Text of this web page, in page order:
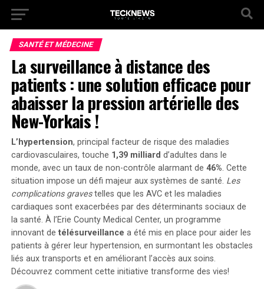
SANTÉ ET MÉDECINE
La surveillance à distance des
patients : une solution efficace pour
abaisser la pression artérielle des
New-Yorkais !
L’hypertension, principal facteur de risque des maladies
cardiovasculaires, touche 1,39 milliard d’adultes dans le
monde, avec un taux de non-contrôle alarmant de 46%. Cette
situation impose un défi majeur aux systèmes de santé. Les
complications gravestelles que les AVC et les maladies
cardiaques sont exacerbées par des déterminants sociaux de
la santé. À l’Erie County Medical Center, un programme
innovant de télésurveillance a été mis en place pour aider les
patients à gérer leur hypertension, en surmontant les obstacles
liés aux transports et en améliorant l’accès aux soins.
Découvrez comment cette initiative transforme des vies!